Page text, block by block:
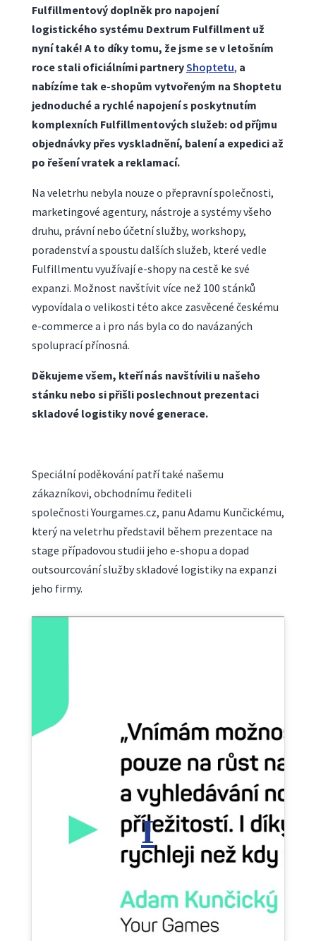
Fulfillmentový doplněk pro napojení
logistického systému Dextrum Fulfillment už
nyní také! A to díky tomu, že jsme se v letošním
roce stali oficiálními partneryShoptetu, a
nabízíme tak e-shopům vytvořeným na Shoptetu
jednoduché a rychlé napojení s poskytnutím
komplexních Fulfillmentových služeb: od příjmu
objednávky přes vyskladnění, balení a expedici až
po řešení vratek a reklamací.
Na veletrhu nebyla nouze o přepravní společnosti,
marketingové agentury, nástroje a systémy všeho
druhu, právní nebo účetní služby, workshopy,
poradenství a spoustu dalších služeb, které vedle
Fulfillmentu využívají e-shopy na cestě ke své
expanzi. Možnost navštívit více než 100 stánků
vypovídala o velikosti této akce zasvěcené českému
e-commerce a i pro nás byla co do navázaných
spoluprací přínosná.
Děkujeme všem, kteří nás navštívili u našeho
stánku nebo si přišli poslechnout prezentaci
skladové logistiky nové generace.
Speciální poděkování patří také našemu
zákazníkovi, obchodnímu řediteli
společnostiYourgames.cz, panu Adamu Kunčickému,
který na veletrhu představil během prezentace na
stage případovou studii jeho e-shopu a dopad
outsourcování služby skladové logistiky na expanzi
jeho firmy.
Klepnutím přijměte marketingové soubory
cookie a povolte tento obsah